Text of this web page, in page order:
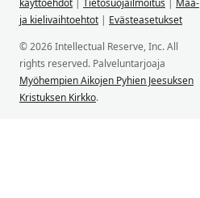
käyttöehdot | Tietosuojailmoitus | Maa-
ja kielivaihtoehtot | Evästeasetukset
© 2026 Intellectual Reserve, Inc. All
rights reserved. Palveluntarjoaja
Myöhempien Aikojen Pyhien Jeesuksen
Kristuksen Kirkko.